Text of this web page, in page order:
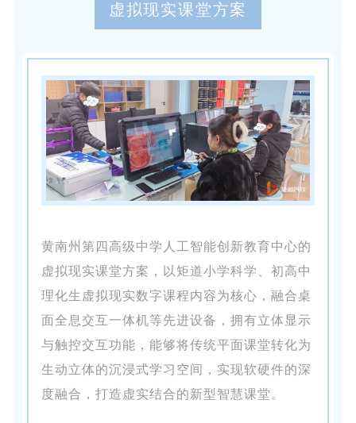
虚拟现实课堂方案
黄南州第四高级中学人工智能创新教育中心的
虚拟现实课堂方案，以矩道小学科学、初高中
理化生虚拟现实数字课程内容为核心，融合桌
面全息交互一体机等先进设备，拥有立体显示
与触控交互功能，能够将传统平面课堂转化为
生动立体的沉浸式学习空间，实现软硬件的深
度融合，打造虚实结合的新型智慧课堂。